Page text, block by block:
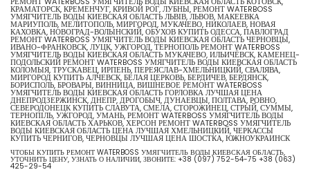
КРАМАТОРСК, КРЕМЕНЧУГ, КРИВОЙ РОГ, ЛУБНЫ, РЕМОНТ WATERBOSS
УМЯГЧИТЕЛЬ ВОДЫ КИЕВСКАЯ ОБЛАСТЬ ЛЬВІВ, ЛЬВОВ, МАКЕЕВКА
МАРИУПОЛЬ, МЕЛИТОПОЛЬ, МИРГОРОД, МУКАЧЕВО, НИКОЛАЕВ, НОВАЯ
КАХОВКА, НОВОГРАД-ВОЛЫНСКИЙ, ОБУХОВ КУПИТЬ ОДЕССА, ПАВЛОГРАД
РЕМОНТ WATERBOSS УМЯГЧИТЕЛЬ ВОДЫ КИЕВСКАЯ ОБЛАСТЬ ЧЕРНОВЦЫ,
ИВАНО-ФРАНКОВСК, ЛУЦК, УЖГОРОД, ТЕРНОПОЛЬ РЕМОНТ WATERBOSS
УМЯГЧИТЕЛЬ ВОДЫ КИЕВСКАЯ ОБЛАСТЬ МУКАЧЕВО, ИЛЬИЧЁВСК, КАМЕНЕЦ-
ПОДОЛЬСКИЙ РЕМОНТ WATERBOSS УМЯГЧИТЕЛЬ ВОДЫ КИЕВСКАЯ ОБЛАСТЬ
КОЛОМЫЯ, ТРУСКАВЕЦ, ИРПЕНЬ, ПЕРЕЯСЛАВ-ХМЕЛЬНИЦКИЙ, СВАЛЯВА,
МИРГОРОД КУПИТЬ АЛЧЕВСК, БЕЛАЯ ЦЕРКОВЬ, БЕРДИЧЕВ, БЕРДЯНСК,
БОРИСПОЛЬ, БРОВАРЫ, ВИННИЦА, ВИШНЕВОЕ РЕМОНТ WATERBOSS
УМЯГЧИТЕЛЬ ВОДЫ КИЕВСКАЯ ОБЛАСТЬ ГОРЛОВКА ЛУЧШАЯ ЦЕНА
ДНЕПРОДЗЕРЖИНСК, ДНЕПР, ДРОГОБЫЧ, ДУНАЕВЦЫ, ПОЛТАВА, РОВНО,
СЕВЕРОДОНЕЦК КУПИТЬ СЛАВУТА, СМЕЛА, СТОРОЖИНЕЦ, СТРЫЙ, СУММЫ,
ТЕРНОПІЛЬ, УЖГОРОД, УМАНЬ, РЕМОНТ WATERBOSS УМЯГЧИТЕЛЬ ВОДЫ
КИЕВСКАЯ ОБЛАСТЬ ХАРЬКОВ, ХЕРСОН РЕМОНТ WATERBOSS УМЯГЧИТЕЛЬ
ВОДЫ КИЕВСКАЯ ОБЛАСТЬ ЦЕНА ЛУЧШАЯ ХМЕЛЬНИЦКИЙ, ЧЕРКАССЫ
КУПИТЬ ЧЕРНИГОВ, ЧЕРНОВЦЫ ЛУЧШАЯ ЦЕНА ШОСТКА, ЮЖНОУКРАИНСК
ЧТОБЫ КУПИТЬ РЕМОНТ WATERBOSS УМЯГЧИТЕЛЬ ВОДЫ КИЕВСКАЯ ОБЛАСТЬ,
УТОЧНИТЬ ЦЕНУ, УЗНАТЬ О НАЛИЧИИ, ЗВОНИТЕ: +38 (097) 752-54-75 +38 (063)
425-29-54